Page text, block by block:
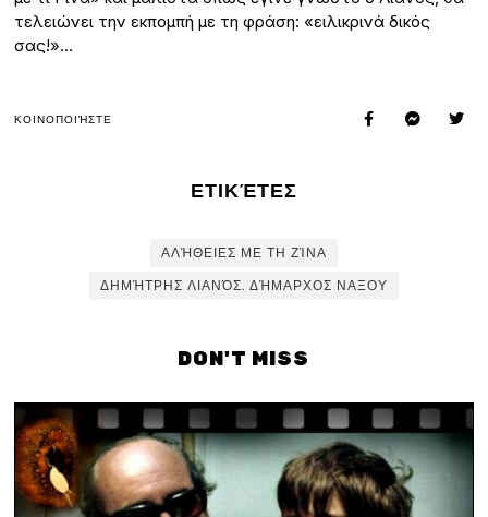
τελειώνει την εκπομπή με τη φράση: «ειλικρινά δικός
σας!»…
ΚΟΙΝΟΠΟΙΉΣΤΕ
ΕΤΙΚΈΤΕΣ
ΑΛΉΘΕΙΕΣ ΜΕ ΤΗ ΖΊΝΑ
ΔΗΜΉΤΡΗΣ ΛΙΑΝΌΣ. ΔΉΜΑΡΧΟΣ ΝΑΞΟΥ
DON'T MISS